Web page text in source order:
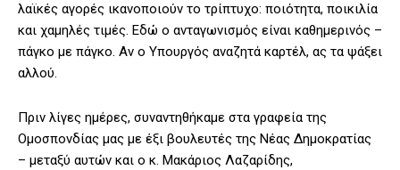
λαϊκές αγορές ικανοποιούν το τρίπτυχο: ποιότητα, ποικιλία
και χαμηλές τιμές. Εδώ ο ανταγωνισμός είναι καθημερινός –
πάγκο με πάγκο. Αν ο Υπουργός αναζητά καρτέλ, ας τα ψάξει
αλλού.
Πριν λίγες ημέρες, συναντηθήκαμε στα γραφεία της
Ομοσπονδίας μας με έξι βουλευτές της Νέας Δημοκρατίας
– μεταξύ αυτών και ο κ. Μακάριος Λαζαρίδης,